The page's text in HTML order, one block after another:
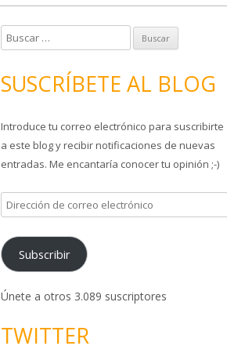
u
c
r
:
SUSCRÍBETE AL BLOG
Introduce tu correo electrónico para suscribirte
a este blog y recibir notificaciones de nuevas
entradas. Me encantaría conocer tu opinión ;-)
D
i
e
c
ó
Subscribir
Únete a otros 3.089 suscriptores
TWITTER